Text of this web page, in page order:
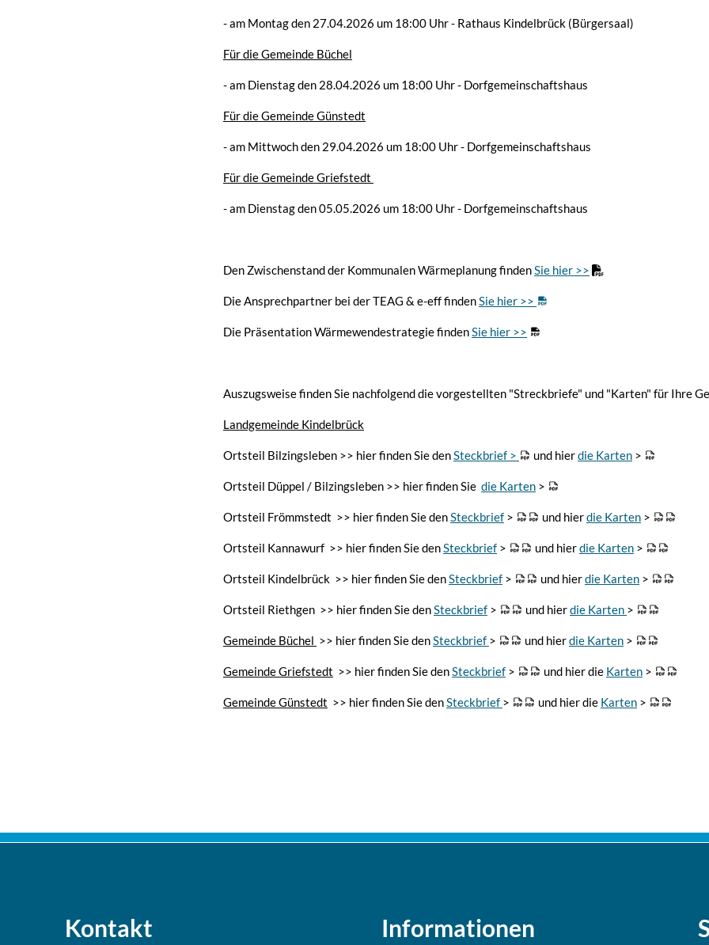
- am Montag den 27.04.2026 um 18:00 Uhr - Rathaus Kindelbrück (Bürgersaal)
Für die Gemeinde Büchel
- am Dienstag den 28.04.2026 um 18:00 Uhr - Dorfgemeinschaftshaus
Für die Gemeinde Günstedt
- am Mittwoch den 29.04.2026 um 18:00 Uhr - Dorfgemeinschaftshaus
Für die Gemeinde Griefstedt
- am Dienstag den 05.05.2026 um 18:00 Uhr - Dorfgemeinschaftshaus
Den Zwischenstand der Kommunalen Wärmeplanung findenSie hier >>
Die Ansprechpartner bei der TEAG & e-eff findenSie hier >>
Die Präsentation Wärmewendestrategie findenSie hier >>
Auszugsweise finden Sie nachfolgend die vorgestellten "Streckbriefe" und "Karten" für Ihre
Landgemeinde Kindelbrück
Ortsteil Bilzingsleben >> hier finden Sie denSteckbrief > und hierdie Karten >
Ortsteil Düppel / Bilzingsleben >> hier finden Sie die Karten >
Ortsteil Frömmstedt >> hier finden Sie denSteckbrief > und hierdie Karten >
Ortsteil Kannawurf >> hier finden Sie denSteckbrief > und hierdie Karten >
Ortsteil Kindelbrück >> hier finden Sie denSteckbrief > und hierdie Karten >
Ortsteil Riethgen >> hier finden Sie denSteckbrief > und hierdie Karten >
Gemeinde Büchel >> hier finden Sie denSteckbrief > und hierdie Karten >
Gemeinde Griefstedt >> hier finden Sie denSteckbrief > und hier die Karten >
Gemeinde Günstedt >> hier finden Sie denSteckbrief > und hier die Karten >
Kontakt Informationen